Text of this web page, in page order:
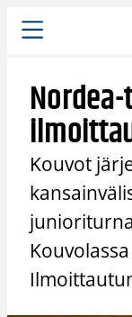
Siirry
sisältöön
Kouvot